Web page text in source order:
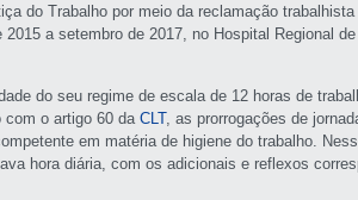
do Trabalho por meio da reclamação
a setembro de 2017, no Hospital Regional
do seu regime de escala de 12 horas de
com o artigo 60 daCLT, as prorrogações de
em matéria de higiene do trabalho.
hora diária, com os adicionais e reflexos